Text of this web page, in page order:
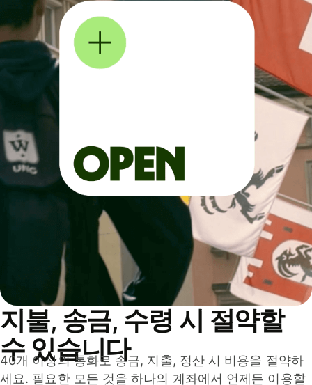
지불, 송금, 수령 시 절약할
수 있습니다
40개 이상의 통화로 송금, 지출, 정산 시 비용을 절약하
세요. 필요한 모든 것을 하나의 계좌에서 언제든 이용할